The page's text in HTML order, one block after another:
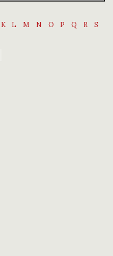
K L M N O P Q R
S